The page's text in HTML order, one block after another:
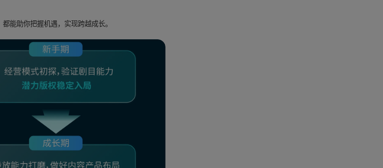
能助你把握机遇，实现跨越成长。